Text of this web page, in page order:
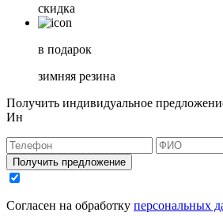
скидка
в подарок
зимняя резина
Получить индивидуальное
Ин
Получить предложение
Согласен на обработку персональных